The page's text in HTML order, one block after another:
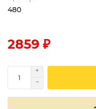
480
2859 ₽